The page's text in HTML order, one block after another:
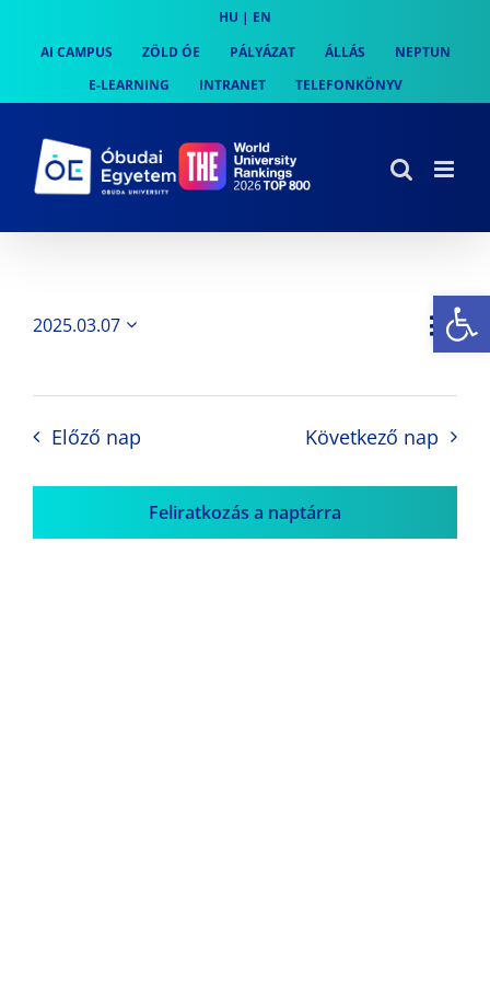
content
HU | EN
AI CAMPUS
ZÖLD ÓE PÁLYÁZAT ÁLLÁS
NEPTUN
E-LEARNING
INTRANET TELEFONKÖNYV
Nap
2025.03.07
Előző nap Következő nap
Feliratkozás a naptárra